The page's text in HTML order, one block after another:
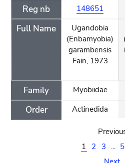
Reg nb
Full Name
Family
Order
148651
Ugandobia
(Enbamyobia)
garambensis
Fain, 1973
Myobiidae
Actinedida
1
2 3 ... 5